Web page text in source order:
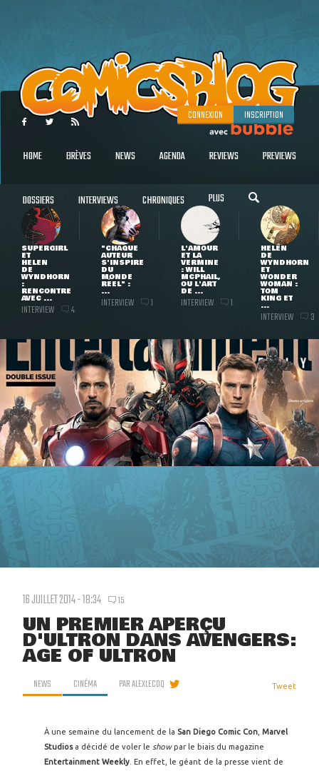
CONNEXION INSCRIPTION
HOME BRÈVES NEWS AGENDA REVIEWS PREVIEWS
DOSSIERS INTERVIEWS CHRONIQUES PLUS
SUPERGIRL
ET
HELEN
DE
WYNDHORN
:
RENCONTRE
AVEC ...
INTERVIEW 4
"CHAQUE
AUTEUR
S'INSPIRE
DU
MONDE
RÉEL" :
...
INTERVIEW 1
L'AMOUR
ET LA
VERMINE
: WILL
MCPHAIL,
OU L'ART
DE ...
INTERVIEW 1
HELEN
DE
WYNDHORN
ET
WONDER
WOMAN :
TOM
KING ET
...
INTERVIEW 3
16 JUILLET 2014 - 18:34 15
UN PREMIER APERÇU
D'ULTRON DANS AVENGERS:
AGE OF ULTRON
NEWS CINÉMA PARALEXLECOQ Tweet
À une semaine du lancement de la San Diego Comic Con Marvel
Studiosa décidé de voler le showpar le biais du magazine
Entertainment Weekly . En effet, le géant de la presse vient de